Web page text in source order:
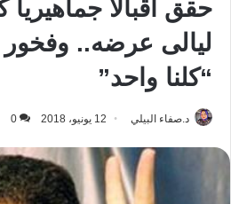
حقق اقبالا جماهيريا
ليالى عرضه..
“كلنا واحد”
د.صفاء البيلي 12 يونيو، 2018 0